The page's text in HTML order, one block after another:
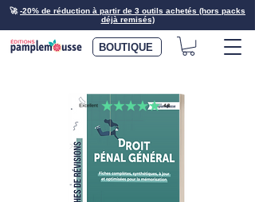
🚀-20% de réduction à partir de 3 outils achetés (hors packs
déjà remisés)
BOUTIQUE